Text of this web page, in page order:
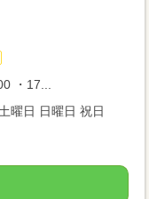
・17...
曜日 日曜日 祝日